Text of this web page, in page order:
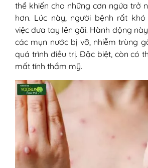
thể khiến cho những cơn ngứa trở
hơn. Lúc này, người bệnh rất
việc đưa tay lên gãi. Hành động
các mụn nước bị vỡ, nhiễm trùng
quá trình điều trị. Đặc biệt, còn có
mất tính thẩm mỹ.